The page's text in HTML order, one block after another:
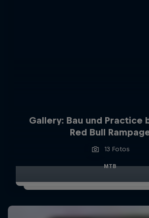
Gallery: Bau und Practice
Red Bull
13 Fotos
MTB